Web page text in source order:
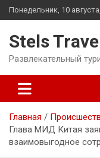
Перейти
к
Понедельник, 10
Stels
Развлекательный
Главная
Глава МИД Китая
взаимовыгодное